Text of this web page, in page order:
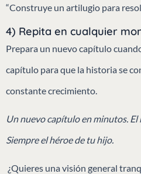
“Construye un artilugio para
4) Repita en cualquier
Prepara un nuevo capítulo
capítulo para que la historia se
constante crecimiento.
Un nuevo capítulo en minutos.
Siempre el héroe de tu hijo.
¿Quieres una visión general